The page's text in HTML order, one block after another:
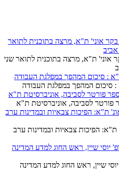
חדש' ערוץ 1-אבי בקר אוני' ת"א, מרצה בתוכנית לתואר שני
: סיכום המהפך במפלגת העבודה
פורטר לסביבה, אוניברסיטת ת"א
ת"א: הפיכות צבאיות ובמדינות ערב
יוסי שיין, ראש החוג למדע המדינה